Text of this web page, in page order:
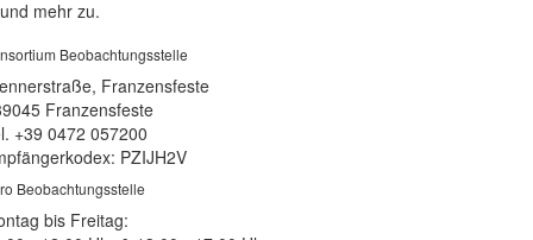
und mehr zu.
Beobachtungsstelle
Franzensfeste
Franzensfeste
+39 0472 057200
PZIJH2V
Beobachtungsstelle
bis Freitag: